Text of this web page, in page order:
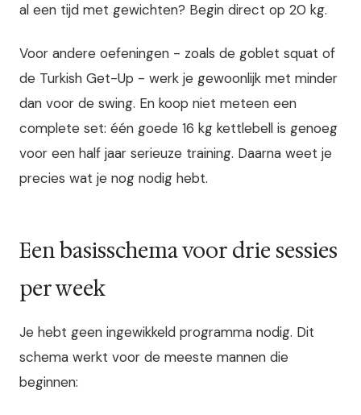
al een tijd met gewichten? Begin direct op 20 kg.
Voor andere oefeningen - zoals de goblet squat of
de Turkish Get-Up - werk je gewoonlijk met minder
dan voor de swing. En koop niet meteen een
complete set: één goede 16 kg kettlebell is genoeg
voor een half jaar serieuze training. Daarna weet je
precies wat je nog nodig hebt.
Een basisschema voor drie sessies
per week
Je hebt geen ingewikkeld programma nodig. Dit
schema werkt voor de meeste mannen die
beginnen: